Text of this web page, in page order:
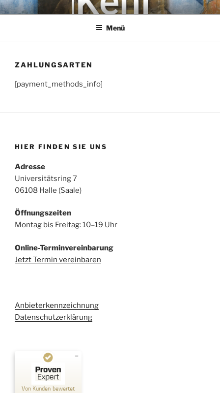
Zum
InhaltKEHL
Rechtsanwaltsgesellschaft mbH
Menü
ZAHLUNGSARTEN
[payment_methods_info]
HIER FINDEN SIE UNS
Adresse
Universitätsring 7
06108 Halle (Saale)
Öffnungszeiten
Montag bis Freitag: 10–19 Uhr
Online-Terminvereinbarung
Jetzt Termin vereinbaren
Anbieterkennzeichnung
Datenschutzerklärung
Von Kunden bewertet
Kundenbewertungen und Erfahrungen zu
Kehl Rechtsanwaltsgesellschaft mbH